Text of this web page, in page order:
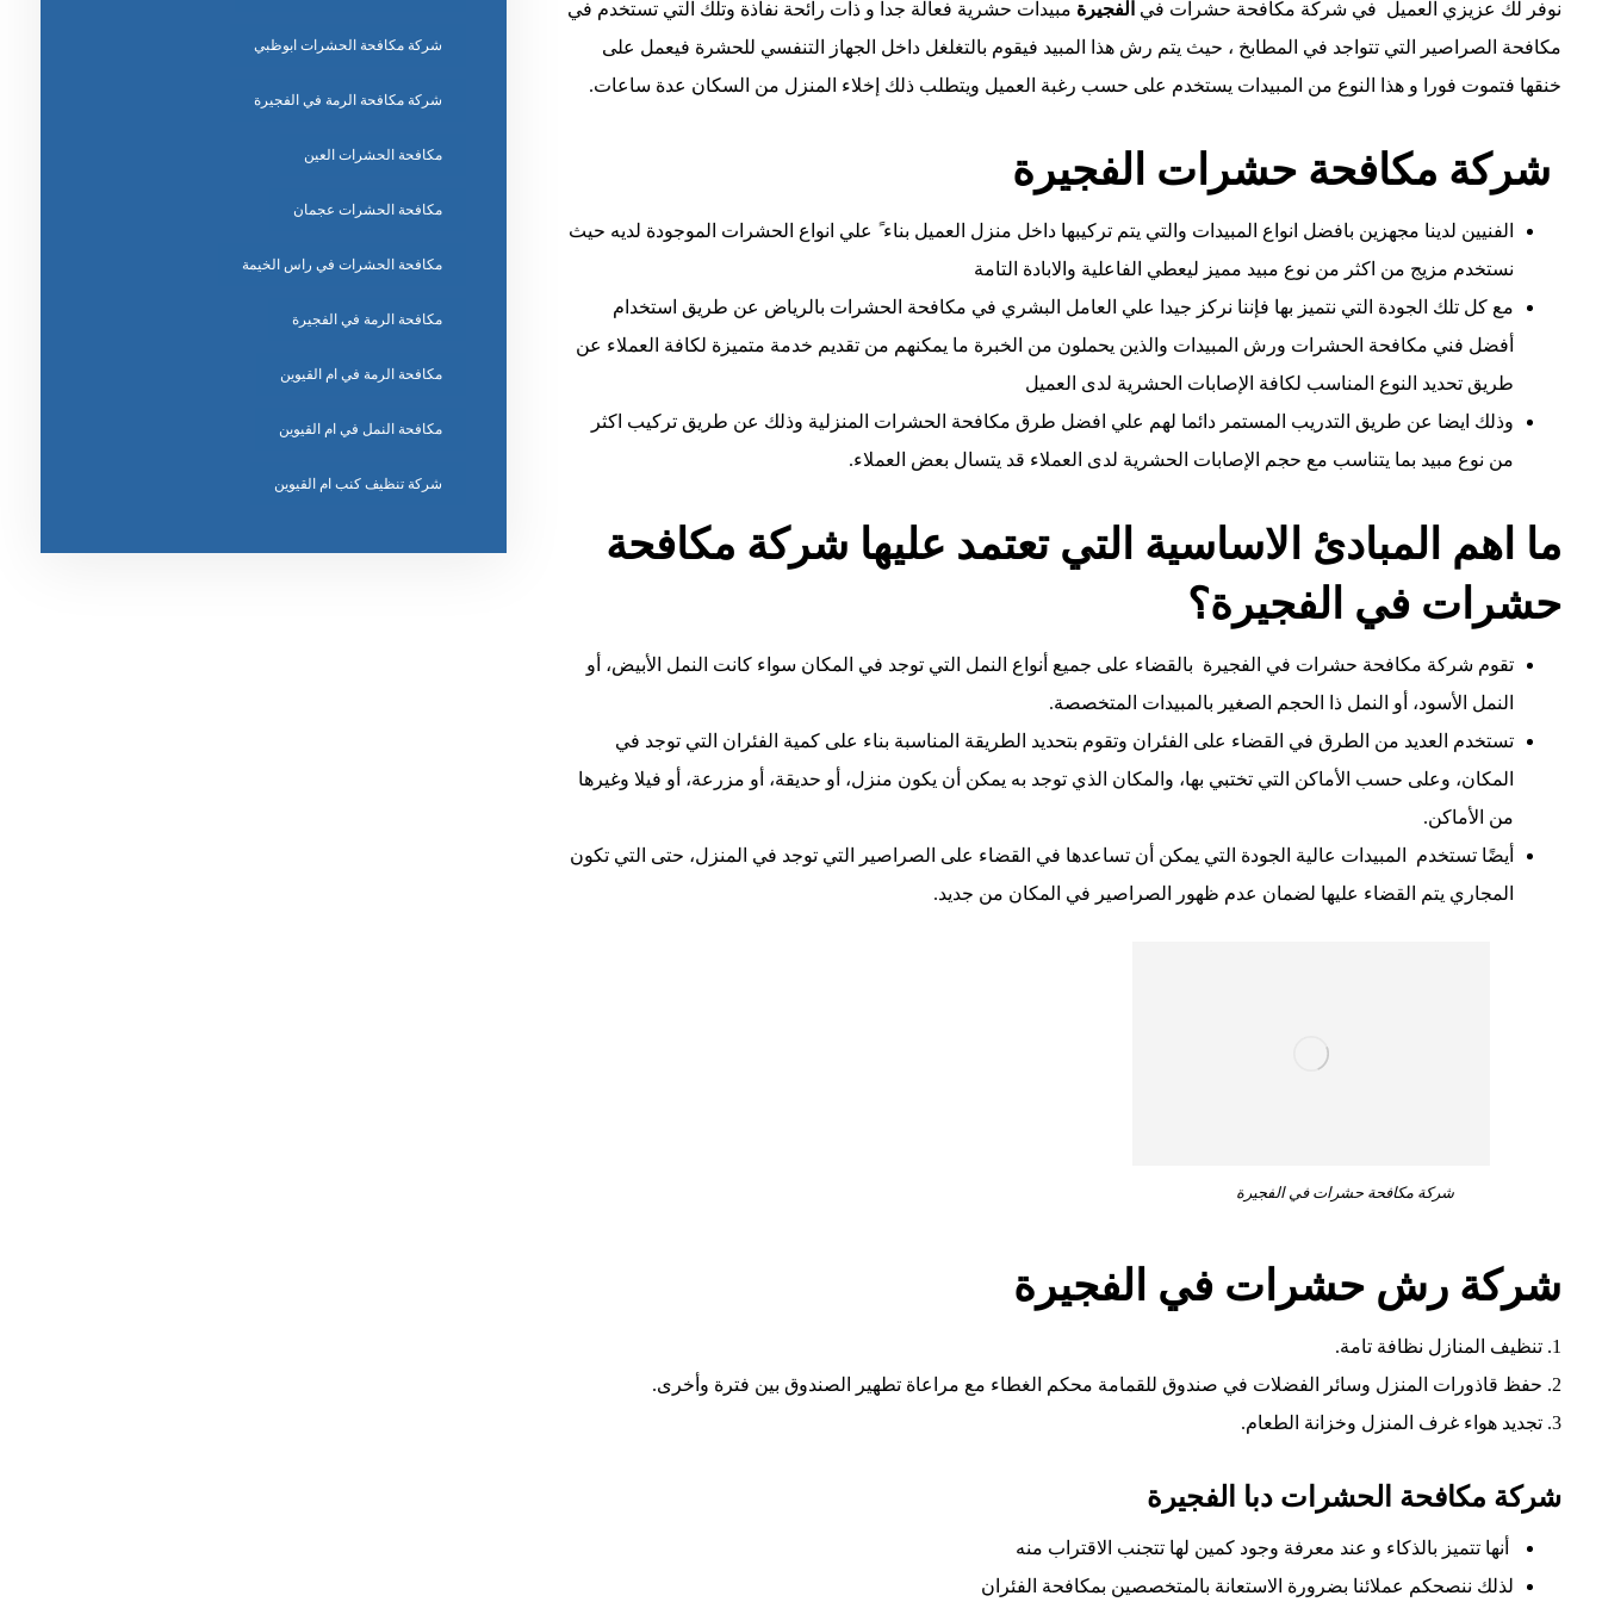
نوفر لك عزيزي العميل في شركة مكافحة حشرات في الفجيرة مبيدات حشرية فعالة جدا و ذات رائحة نفاذة وتلك التي تستخدم في
مكافحة الصراصير التي تتواجد في المطابخ ، حيث يتم رش هذا المبيد فيقوم بالتغلغل داخل الجهاز التنفسي للحشرة فيعمل على
خنقها فتموت فورا و هذا النوع من المبيدات يستخدم على حسب رغبة العميل ويتطلب ذلك إخلاء المنزل من السكان عدة ساعات.
شركة مكافحة حشرات الفجيرة
الفنيين لدينا مجهزين بافضل انواع المبيدات والتي يتم تركيبها داخل منزل العميل بناء ً علي انواع الحشرات الموجودة لديه حيث
نستخدم مزيج من اكثر من نوع مبيد مميز ليعطي الفاعلية والابادة التامة
مع كل تلك الجودة التي نتميز بها فإننا نركز جيدا علي العامل البشري في مكافحة الحشرات بالرياض عن طريق استخدام
أفضل فني مكافحة الحشرات ورش المبيدات والذين يحملون من الخبرة ما يمكنهم من تقديم خدمة متميزة لكافة العملاء عن
طريق تحديد النوع المناسب لكافة الإصابات الحشرية لدى العميل
وذلك ايضا عن طريق التدريب المستمر دائما لهم علي افضل طرق مكافحة الحشرات المنزلية وذلك عن طريق تركيب اكثر
من نوع مبيد بما يتناسب مع حجم الإصابات الحشرية لدى العملاء قد يتسال بعض العملاء.
ما اهم المبادئ الاساسية التي تعتمد عليها شركة مكافحة
حشرات في الفجيرة؟
تقوم شركة مكافحة حشرات في الفجيرة بالقضاء على جميع أنواع النمل التي توجد في المكان سواء كانت النمل الأبيض، أو
النمل الأسود، أو النمل ذا الحجم الصغير بالمبيدات المتخصصة.
تستخدم العديد من الطرق في القضاء على الفئران وتقوم بتحديد الطريقة المناسبة بناء على كمية الفئران التي توجد في
المكان، وعلى حسب الأماكن التي تختبي بها، والمكان الذي توجد به يمكن أن يكون منزل، أو حديقة، أو مزرعة، أو فيلا وغيرها
من الأماكن.
أيضًا تستخدم
المبيدات عالية الجودة التي يمكن أن تساعدها في القضاء على الصراصير التي توجد في المنزل، حتى التي تكون
المجاري يتم القضاء عليها لضمان عدم ظهور الصراصير في المكان من جديد.
شركة مكافحة حشرات في الفجيرة
شركة رش حشرات في الفجيرة
1. تنظيف المنازل نظافة تامة.
2. حفظ قاذورات المنزل وسائر الفضلات في صندوق للقمامة محكم الغطاء مع مراعاة تطهير الصندوق بين فترة وأخرى.
3. تجديد هواء غرف المنزل وخزانة الطعام.
شركة مكافحة الحشرات دبا الفجيرة
أنها تتميز بالذكاء و عند معرفة وجود كمين لها تتجنب الاقتراب منه
لذلك ننصحكم عملائنا بضرورة الاستعانة بالمتخصصين بمكافحة الفئران
شركة مكافحة الحشرات ابوظبي
شركة مكافحة الرمة في الفجيرة
مكافحة الحشرات العين
مكافحة الحشرات عجمان
مكافحة الحشرات في راس الخيمة
مكافحة الرمة في الفجيرة
مكافحة الرمة في ام القيوين
مكافحة النمل في ام القيوين